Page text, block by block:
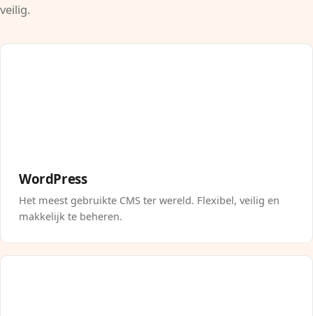
veilig.
WordPress
Het meest gebruikte CMS ter wereld. Flexibel, veilig en
makkelijk te beheren.